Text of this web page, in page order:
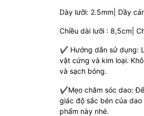
Dày lưỡi: 2.5mm| Dầy
Chiều dài lưỡi : 8,5cm|
✔️ Hướng dẫn sử dụng:
vật cứng và kim loại.
và sạch bóng.
✔️Mẹo chăm sóc dao:
giác độ sắc bén của
phẩm này nhé.